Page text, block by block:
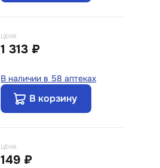
ЦЕНА
1 313 ₽
В наличии в 58 аптеках
В корзину
ЦЕНА
149 ₽